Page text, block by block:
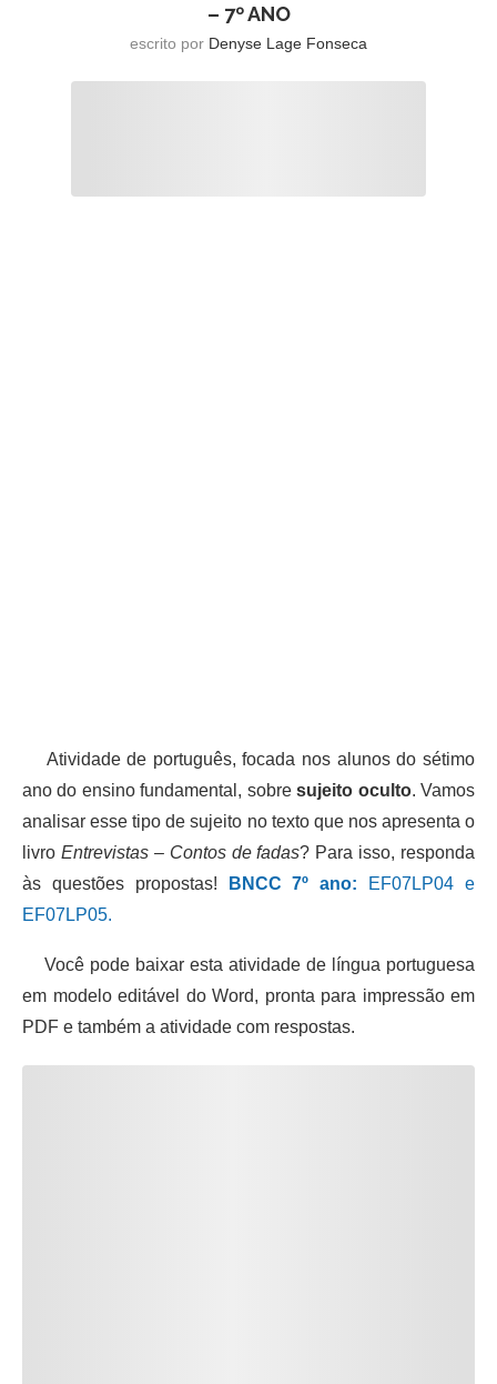
– 7º ANO
escrito por Denyse Lage Fonseca
Atividade de português, focada nos alunos do sétimo
ano do ensino fundamental, sobresujeito oculto. Vamos
analisar esse tipo de sujeito no texto que nos apresenta o
livro Entrevistas – Contos de fadas? Para isso, responda
às questões propostas!
BNCC 7º ano: EF07LP04 e
EF07LP05.
Você pode baixar esta atividade de língua portuguesa
em modelo editável do Word, pronta para impressão em
PDF e também a atividade com respostas.